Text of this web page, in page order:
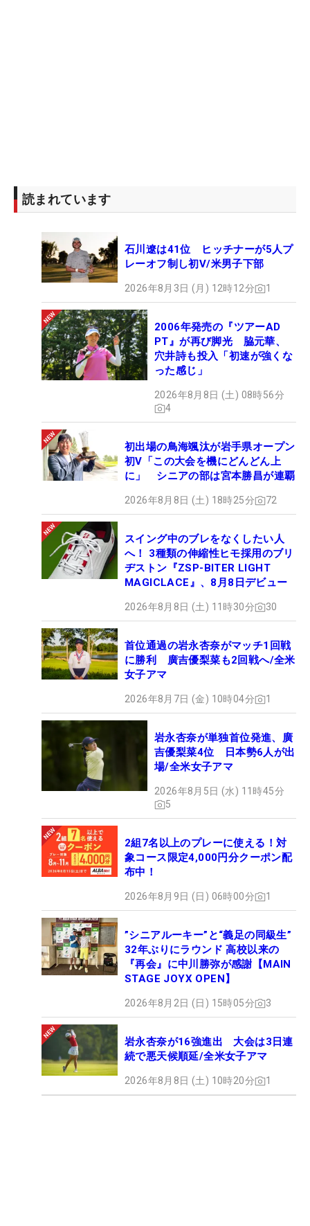
読まれています
石川遼は41位 ヒッチナーが5人プ
レーオフ制し初V/米男子下部
2026年8月3日 (月) 12時12分 1
2006年発売の『ツアーAD
PT』が再び脚光 脇元華、
穴井詩も投入「初速が強くな
った感じ」
2026年8月8日 (土) 08時56分
4
初出場の鳥海颯汰が岩手県オープン
初V「この大会を機にどんどん上
に」 シニアの部は宮本勝昌が連覇
2026年8月8日 (土) 18時25分 72
スイング中のブレをなくしたい人
へ！ 3種類の伸縮性ヒモ採用のブリ
ヂストン『ZSP-BITER LIGHT
MAGICLACE』、8月8日デビュー
2026年8月8日 (土) 11時30分 30
首位通過の岩永杏奈がマッチ1回戦
に勝利 廣吉優梨菜も2回戦へ/全米
女子アマ
2026年8月7日 (金) 10時04分 1
岩永杏奈が単独首位発進、廣
吉優梨菜4位 日本勢6人が出
場/全米女子アマ
2026年8月5日 (水) 11時45分
5
2組7名以上のプレーに使える！対
象コース限定4,000円分クーポン配
布中！
2026年8月9日 (日) 06時00分 1
”シニアルーキー”と“義足の同級生”
32年ぶりにラウンド 高校以来の
『再会』に中川勝弥が感謝【MAIN
STAGE JOYX OPEN】
2026年8月2日 (日) 15時05分 3
岩永杏奈が16強進出 大会は3日連
続で悪天候順延/全米女子アマ
2026年8月8日 (土) 10時20分 1